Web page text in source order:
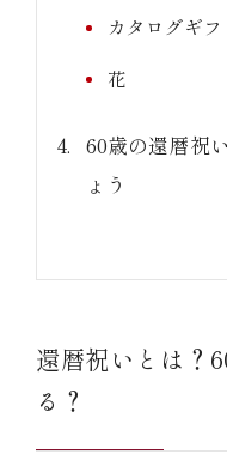
カタログギフ
花
60歳の還暦祝
ょう
還暦祝いとは？
る？